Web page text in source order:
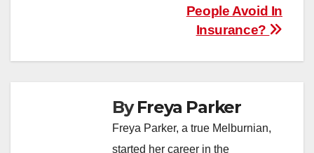
People Avoid In
Insurance?
ByFreya Parker
Freya Parker, a true Melburnian,
started her career in the